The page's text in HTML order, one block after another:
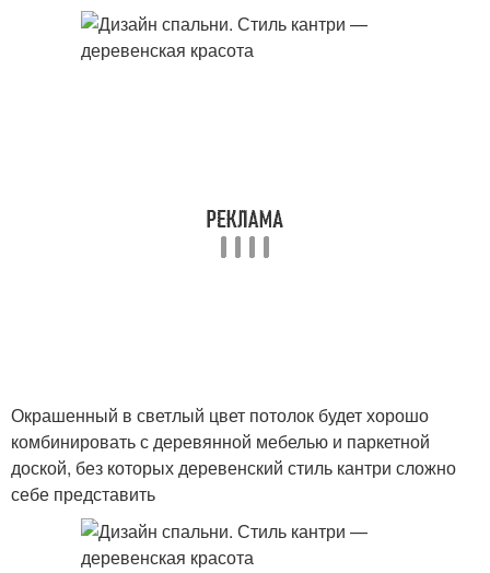
Окрашенный в светлый цвет потолок будет хорошо
комбинировать с деревянной мебелью и паркетной
доской, без которых деревенский стиль кантри сложно
себе представить